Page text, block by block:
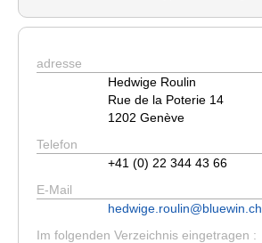
adresse
Hedwige Roulin
Rue de la Poterie 14
1202 Genève
Telefon
+41 (0) 22 344 43 66
E-Mail
hedwige.roulin@bluewin.ch
Im folgenden Verzeichnis eingetragen :